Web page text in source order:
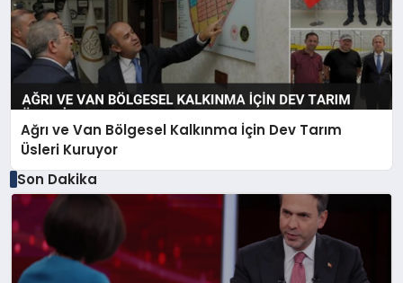
Ağrı ve Van Bölgesel Kalkınma İçin Dev Tarım
Üsleri Kuruyor
Son Dakika